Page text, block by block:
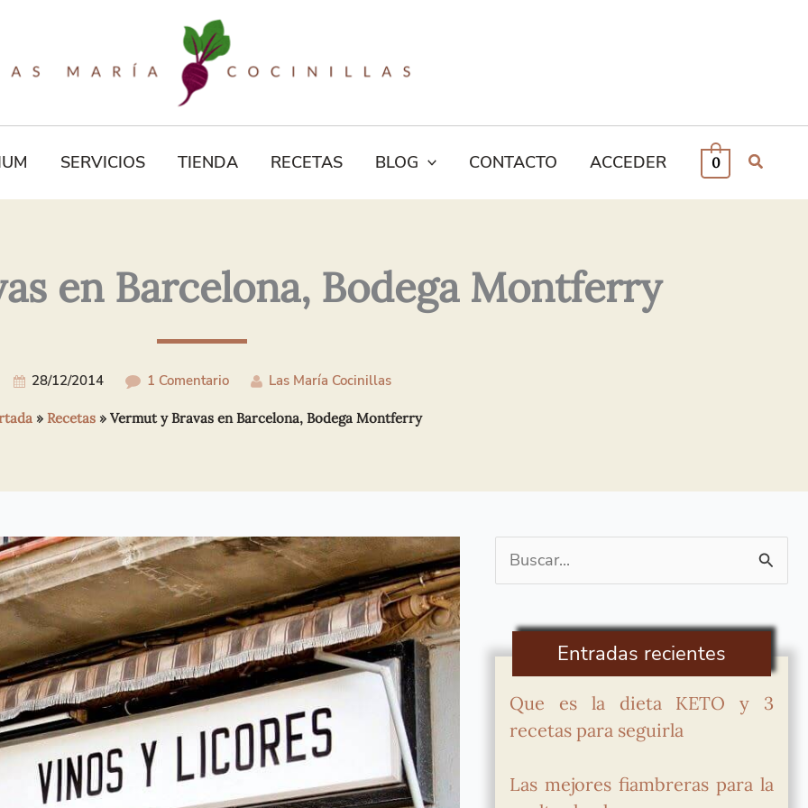
SERVICIOS TIENDA RECETAS BLOG CONTACTO ACCEDER 0
en Barcelona, Bodega Montferry
28/12/2014 1 Comentario Las María Cocinillas
» Recetas » Vermut y Bravas en Barcelona, Bodega Montferry
Electrónico*
Buscar
por:
Entradas recientes
Que es la dieta KETO y 3
recetas para seguirla
Las mejores fiambreras para la